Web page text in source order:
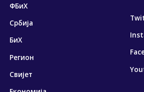
ФБиХ
Србија
БиХ
Регион
Свијет